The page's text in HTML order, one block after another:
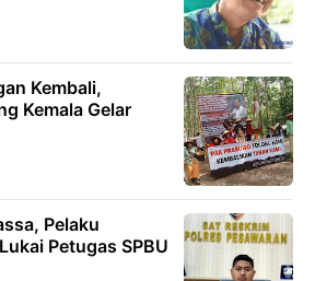
Kembali,
Kemala Gelar
Pelaku
Petugas SPBU